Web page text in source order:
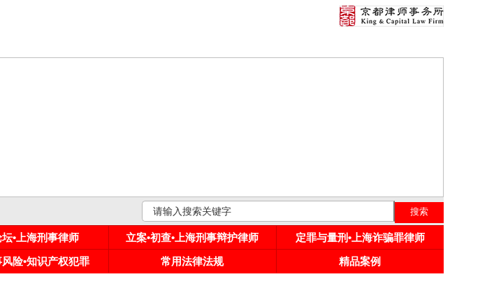
•上海刑事律师 立案•初查•上海刑事辩护律师
定罪与量刑•上海诈骗罪律师
险•知识产权犯罪 常用法律法规 精品案例